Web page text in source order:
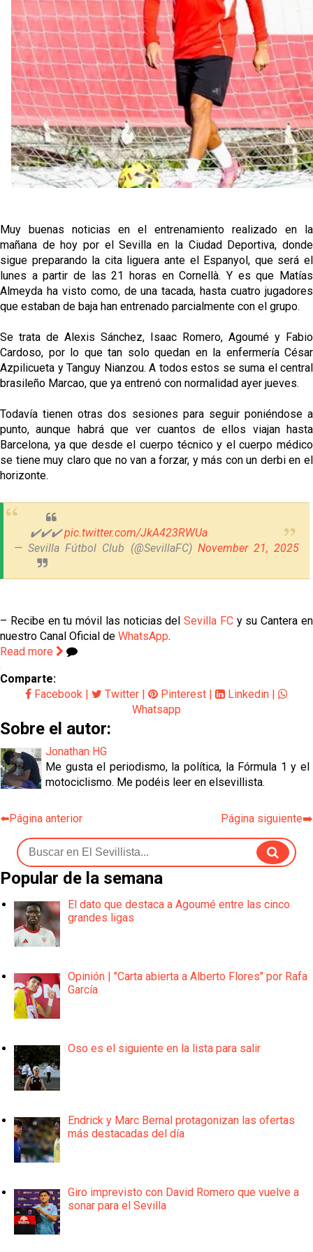
Juanlu de vuelta a Sevilla para cerrar su fichaje a la
Premier
El Granada negocia con el Sevilla FC por Alberto
Flores
El Sevilla continúa con despidos y rechaza una
oferta de 420 millones por el club
El Sevilla mueve ficha por Robbie Ure: la opción 'A'
para el ataque nervionense
Muy buenas noticias en el entrenamiento realizado en la
mañana de hoy por el Sevilla en la Ciudad Deportiva, donde
sigue preparando la cita liguera ante el Espanyol, que será el
lunes a partir de las 21 horas en Cornellà. Y es que Matías
Almeyda ha visto como, de una tacada, hasta cuatro jugadores
que estaban de baja han entrenado parcialmente con el grupo.
Se trata de Alexis Sánchez, Isaac Romero, Agoumé y Fabio
Cardoso, por lo que tan solo quedan en la enfermería César
Azpilicueta y Tanguy Nianzou. A todos estos se suma el central
brasileño Marcao, que ya entrenó con normalidad ayer jueves.
Todavía tienen otras dos sesiones para seguir poniéndose a
punto, aunque habrá que ver cuantos de ellos viajan hasta
Barcelona, ya que desde el cuerpo técnico y el cuerpo médico
se tiene muy claro que no van a forzar, y más con un derbi en el
horizonte.
✔️✔️✔️pic.twitter.com/JkA423RWUa
— Sevilla Fútbol Club (@SevillaFC) November 21, 2025
– Recibe en tu móvil las noticias delSevilla FCy su Cantera en
nuestro Canal Oficial de WhatsApp.
Read more
Comparte:
Facebook
Twitter Pinterest Linkedin
Whatsapp
Sobre el autor:
Jonathan HG
Me gusta el periodismo, la política, la Fórmula 1 y el
motociclismo. Me podéis leer en elsevillista.
⬅️Página anterior Página siguiente➡️
Popular de la semana
El dato que destaca a Agoumé entre las cinco
grandes ligas
Opinión | "Carta abierta a Alberto Flores" por Rafa
García
Oso es el siguiente en la lista para salir
Endrick y Marc Bernal protagonizan las ofertas
más destacadas del día
Giro imprevisto con David Romero que vuelve a
sonar para el Sevilla